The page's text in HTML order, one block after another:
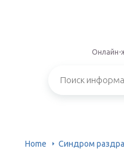
Онлайн-
Home Синдром